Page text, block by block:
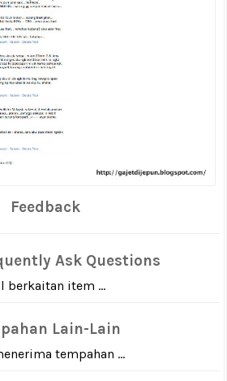
Feedback
Ask Questions
berkaitan item ...
Lain-Lain
tempahan ...